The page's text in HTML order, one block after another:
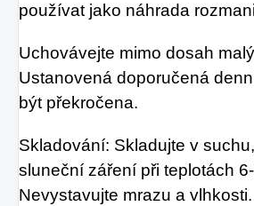
používat jako náhrada
Uchovávejte mimo dosah
Ustanovená doporučená
být překročena.
Skladování: Skladujte v
sluneční záření při teplotách
Nevystavujte mrazu a vlhkosti.